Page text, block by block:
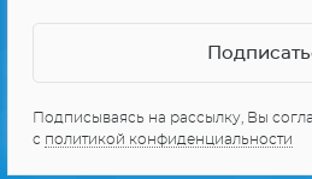
Подписываясь на рассылку, Вы
с политикой конфиденциальности